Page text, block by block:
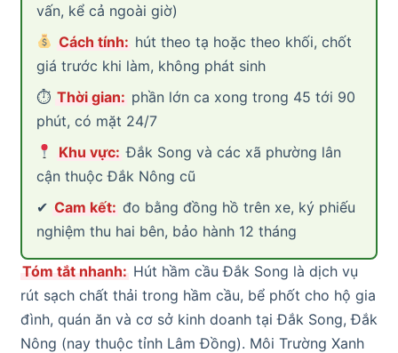
vấn, kể cả ngoài giờ)
Cách tính: hút theo tạ hoặc theo khối, chốt
giá trước khi làm, không phát sinh
⏱ Thời gian: phần lớn ca xong trong 45 tới 90
phút, có mặt 24/7
Khu vực: Đắk Song và các xã phường lân
cận thuộc Đắk Nông cũ
✔ Cam kết: đo bằng đồng hồ trên xe, ký phiếu
nghiệm thu hai bên, bảo hành 12 tháng
Tóm tắt nhanh: Hút hầm cầu Đắk Song là dịch vụ
rút sạch chất thải trong hầm cầu, bể phốt cho hộ gia
đình, quán ăn và cơ sở kinh doanh tại Đắk Song, Đắk
Nông (nay thuộc tỉnh Lâm Đồng). Môi Trường Xanh